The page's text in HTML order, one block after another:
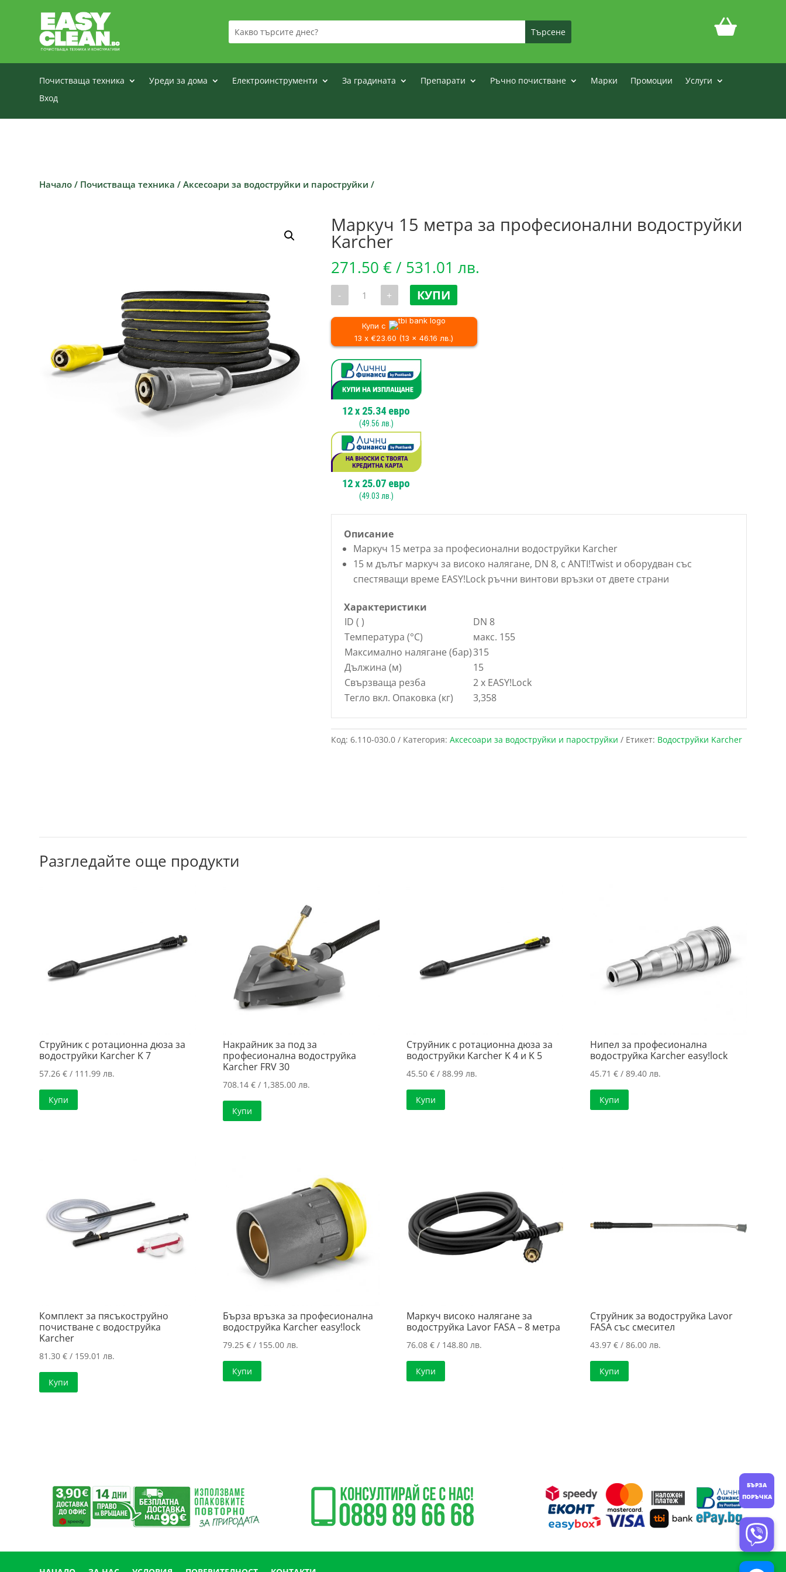
Почистваща техника Уреди за дома Електроинструменти За градината Препарати Ръчно почистване Марки Промоции
Услуги
Вход
Начало / Почистваща техника /Аксесоари за водоструйки и пароструйки /
Маркуч 15 метра за професионални водоструйки
Karcher
271.50 €/ 531.01 лв.
- количество
Маркуч
15
метра
за
професионални
Karcher
+ КУПИ
Купи с
13 x €23.60 (13 x 46.16 лв.)
12x 25.34 евро
(49.56 лв.)
12x 25.07 евро
(49.03 лв.)
Описание
Маркуч 15 метра за професионални водоструйки Karcher
15 м дълъг маркуч за високо налягане, DN 8, с ANTI!Twist и оборудван със
спестяващи време EASY!Lockръчни винтови връзки от двете страни
Характеристики
ID ( )
DN 8
Температура (°C)
макс. 155
Максимално налягане (бар)315
Дължина (м)
15
Свързваща резба
2 x EASY!Lock
Тегло вкл. Опаковка (кг)
3,358
Код: 6.110-030.0 Категория: Аксесоари за водоструйки и пароструйки Етикет: Водоструйки Karcher
Разгледайте още продукти
Струйник с ротационна дюза за
водоструйки Karcher K 7
57.26€ / 111.99 лв.
Купи
Накрайник за под за
професионална водоструйка
Karcher FRV 30
708.14€ / 1,385.00 лв.
Купи
Струйник с ротационна дюза за
водоструйки Karcher K 4 и K 5
45.50 €/ 88.99 лв.
Купи
Нипел за професионална
водоструйка Karcher easy!lock
45.71 €/ 89.40 лв.
Купи
Комплект за пясъкоструйно
почистване с водоструйка
Karcher
81.30€ / 159.01 лв.
Купи
Бърза връзка за професионална
водоструйка Karcher easy!lock
79.25€ / 155.00 лв.
Купи
Маркуч високо налягане за
водоструйка Lavor FASA – 8 метра
76.08 €/ 148.80 лв.
Купи
Струйник за водоструйка Lavor
FASA със смесител
43.97 €/ 86.00 лв.
Купи
БЪРЗА
ПОРЪЧКА